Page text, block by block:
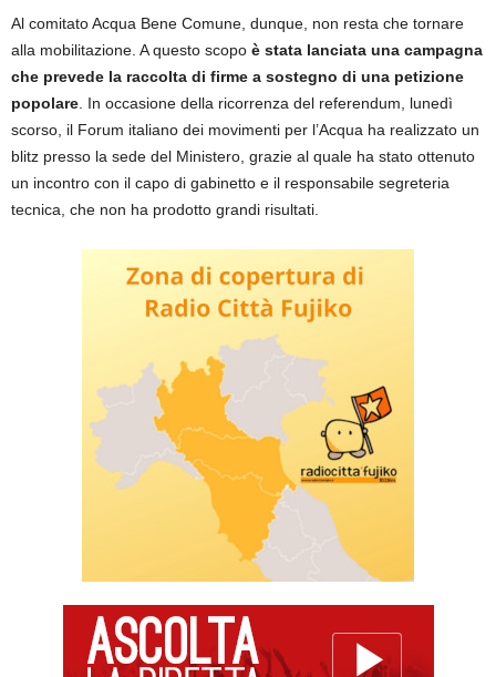
Al comitato Acqua Bene Comune, dunque, non resta che tornare
alla mobilitazione. A questo scopo è stata lanciata una campagna
che prevede la raccolta di firme a sostegno di una petizione
popolare. In occasione della ricorrenza del referendum, lunedì
scorso, il Forum italiano dei movimenti per l’Acqua ha realizzato un
blitz presso la sede del Ministero, grazie al quale ha stato ottenuto
un incontro con il capo di gabinetto e il responsabile segreteria
tecnica, che non ha prodotto grandi risultati.